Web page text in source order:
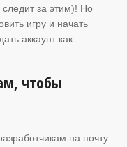
за этим)! Но
игру и начать
аккаунт как
чтобы
на почту